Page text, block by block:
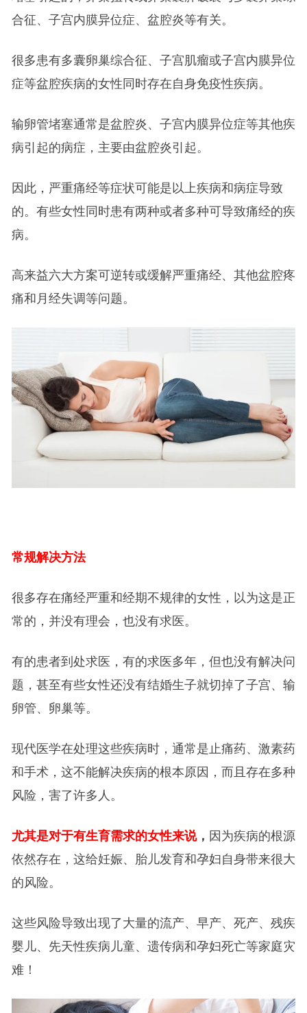
合征、子宫内膜异位症、盆腔炎等有关。
很多患有多囊卵巢综合征、子宫肌瘤或子宫内膜异位
症等盆腔疾病的女性同时存在自身免疫性疾病。
输卵管堵塞通常是盆腔炎、子宫内膜异位症等其他疾
病引起的病症，主要由盆腔炎引起。
因此，严重痛经等症状可能是以上疾病和病症导致
的。有些女性同时患有两种或者多种可导致痛经的疾
病。
高来益六大方案可逆转或缓解严重痛经、其他盆腔疼
痛和月经失调等问题。
常规解决方法
很多存在痛经严重和经期不规律的女性，以为这是正
常的，并没有理会，也没有求医。
有的患者到处求医，有的求医多年，但也没有解决问
题，甚至有些女性还没有结婚生子就切掉了子宫、输
卵管、卵巢等。
现代医学在处理这些疾病时，通常是止痛药、激素药
和手术，这不能解决疾病的根本原因，而且存在多种
风险，害了许多人。
尤其是对于有生育需求的女性来说， 因为疾病的根源
依然存在，这给妊娠、胎儿发育和孕妇自身带来很大
的风险。
这些风险导致出现了大量的流产、早产、死产、残疾
婴儿、先天性疾病儿童、遗传病和孕妇死亡等家庭灾
难！